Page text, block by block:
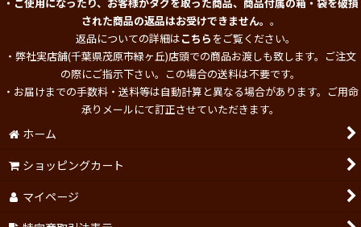
された商品の返品はお受けできません。 。
返品についての詳細はこちらをご覧ください。
・弊社実店舗(千葉県茂原市緑ヶ丘)店頭での商品お渡しも致します。ご注文
の際にご指示下さい。この場合の送料は不要です。
・お届けまでの手数料・送料等は自動計算と異なる場合があります。ご用命
承りメールにて訂正させていただきます。
ホーム
ショッピングカート
マイページ